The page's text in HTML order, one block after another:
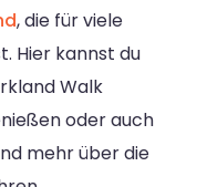
, die für viele
Hier kannst du
Walk
oder auch
mehr über die